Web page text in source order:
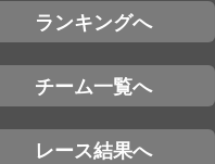
ランキングへ
チーム一覧へ
レース結果へ